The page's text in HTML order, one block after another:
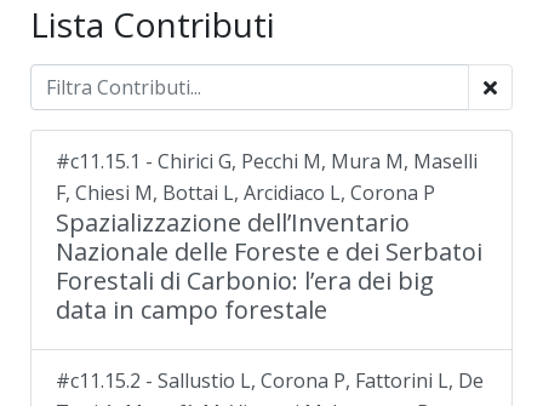
Lista Contributi
#c11.15.1 - Chirici G, Pecchi M, Mura M, Maselli
F, Chiesi M, Bottai L, Arcidiaco L, Corona P
Spazializzazione dell’Inventario
Nazionale delle Foreste e dei Serbatoi
Forestali di Carbonio: l’era dei big
data in campo forestale
#c11.15.2 - Sallustio L, Corona P, Fattorini L, De